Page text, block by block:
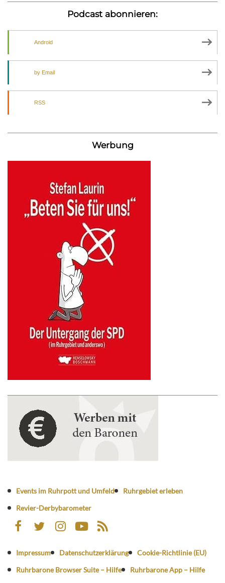
Podcast abonnieren:
Android
by Email
RSS
Werbung
Events im Ruhrpott und Umfeld
Ruhrgebiet erleben
Revier-Derbybarometer
Impressum Datenschutzerklärung
Cookie-Richtlinie (EU)
Ruhrbarone Browser Suite – Hilfe
Ruhrbarone App – Hilfe